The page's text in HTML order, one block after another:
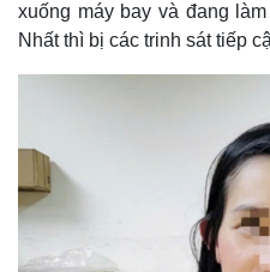
xuống máy bay và đang
Nhất thì bị các trinh sát tiếp